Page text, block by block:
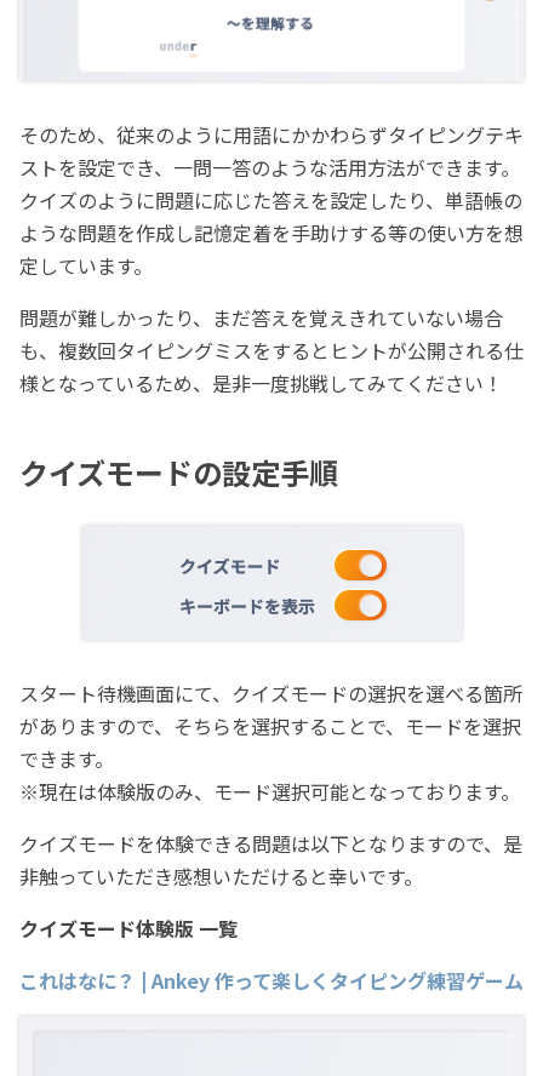
そのため、従来のように用語にかかわらずタイピングテキ
ストを設定でき、一問一答のような活用方法ができます。
クイズのように問題に応じた答えを設定したり、単語帳の
ような問題を作成し記憶定着を手助けする等の使い方を想
定しています。
問題が難しかったり、まだ答えを覚えきれていない場合
も、複数回タイピングミスをするとヒントが公開される仕
様となっているため、是非一度挑戦してみてください！
クイズモードの設定手順
スタート待機画面にて、クイズモードの選択を選べる箇所
がありますので、そちらを選択することで、モードを選択
できます。
※現在は体験版のみ、モード選択可能となっております。
クイズモードを体験できる問題は以下となりますので、是
非触っていただき感想いただけると幸いです。
クイズモード体験版 一覧
これはなに？ | Ankey 作って楽しくタイピング練習ゲーム